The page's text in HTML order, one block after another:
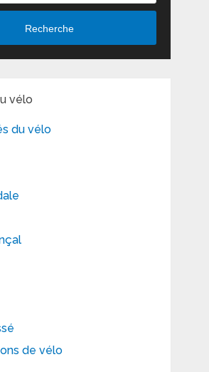
Recherche
vélo
du vélo
de vélo